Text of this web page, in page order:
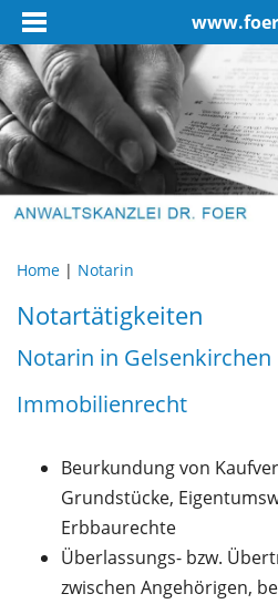
Home | Notarin
Notartätigkeiten
Notarin in Gelsenkirchen
Immobilienrecht
Beurkundung von
Grundstücke,
Erbbaurechte
Überlassungs- bzw.
zwischen Angehörigen,